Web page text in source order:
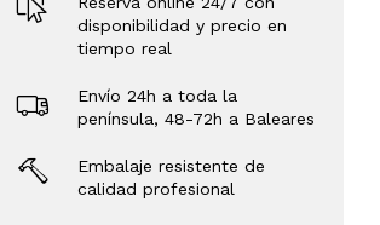
disponibilidad y precio en
tiempo real
Envío 24h a toda la
península, 48-72h a Baleares
Embalaje resistente de
calidad profesional